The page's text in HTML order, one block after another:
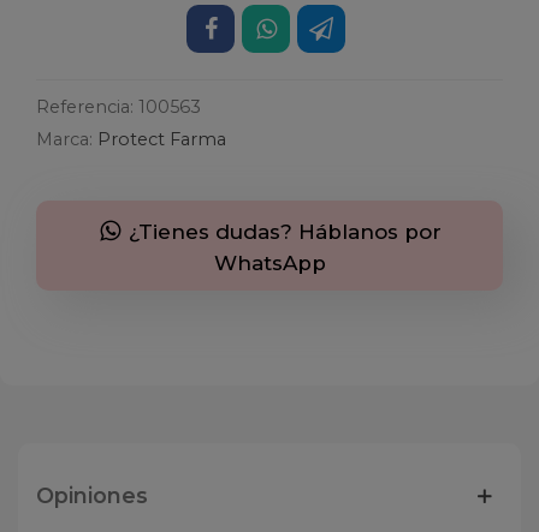
Referencia: 100563
Marca: Protect Farma
¿Tienes dudas? Háblanos por
WhatsApp
Opiniones